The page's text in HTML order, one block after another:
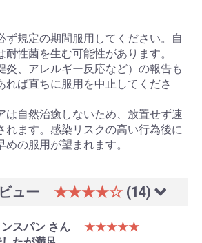
ず規定の期間服用してください。自
性菌を生む可能性があります。
炎、アレルギー反応など）の報告も
れば直ちに服用を中止してくださ
は自然治癒しないため、放置せず速
れます。感染リスクの高い行為後に
の服用が望まれます。
ュー ★★★★☆ (14)
スパン さん
★★★★★